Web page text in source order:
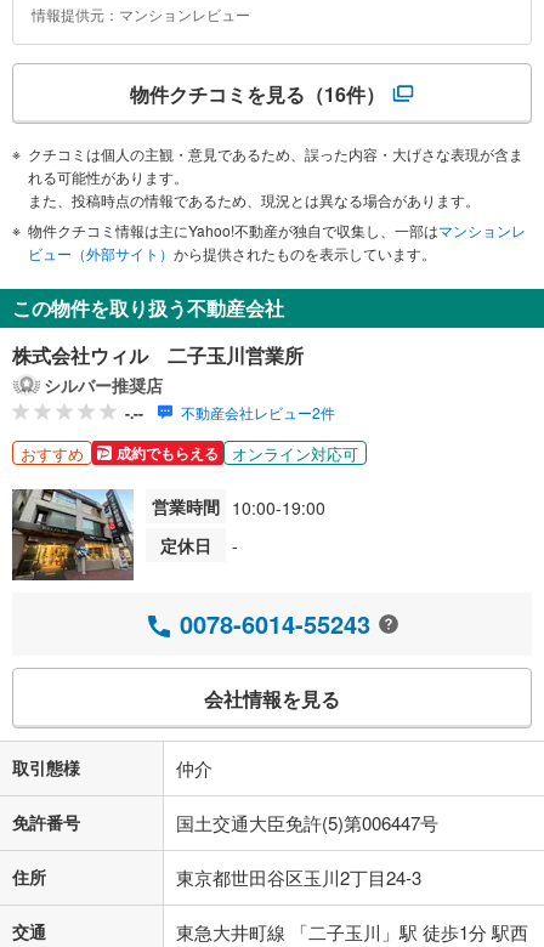
情報提供元：マンションレビュー
物件クチコミを見る （16件）
クチコミは個人の主観・意見であるため、誤った内容・大げさな表現が含ま
れる可能性があります。
また、投稿時点の情報であるため、現況とは異なる場合があります。
物件クチコミ情報は主にYahoo!不動産が独自で収集し、一部はマンションレ
ビュー（外部サイト） から提供されたものを表示しています。
この物件を取り扱う不動産会社
株式会社ウィル 二子玉川営業所
シルバー推奨店
-.-- 不動産会社レビュー2件
おすすめ 成約でもらえる オンライン対応可
営業時間 10:00-19:00
定休日
-
0078-6014-55243
会社情報を見る
取引態様 仲介
免許番号 国土交通大臣免許(5)第006447号
住所 東京都世田谷区玉川2丁目24-3
交通
東急大井町線 「二子玉川」駅 徒歩1分 駅西